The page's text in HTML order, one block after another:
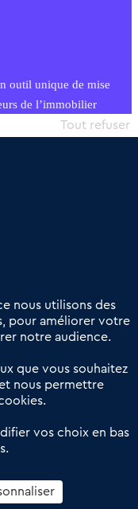
outil unique de mise
de l’immobilier
simple et intégrant
aux transactions
du commerce de
nous utilisons des
pour améliorer votre
notre audience.
que vous souhaitez
nous permettre
vos choix en bas
Tout refuser